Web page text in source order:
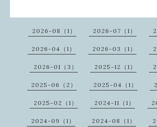
2026-08（1） 2026-07（1）
2026-04（1） 2026-03（1）
2026-01（3） 2025-12（1）
2025-06（2） 2025-04（1）
2025-02（1） 2024-11（1）
2024-09（1） 2024-08（1）